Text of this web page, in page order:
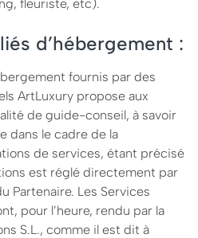
fleuriste, etc).
d’hébergement :
fournis par des
ArtLuxury propose aux
de guide-conseil, à savoir
dans le cadre de la
de services, étant précisé
est réglé directement par
Partenaire. Les Services
pour l’heure, rendu par la
S.L., comme il est dit à